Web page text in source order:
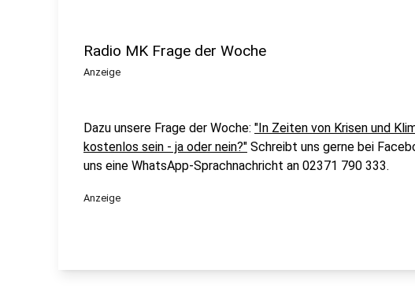
Radio MK Frage der Woche
Anzeige
Dazu unsere Frage der Woche: "In Zeiten von Krisen und
kostenlos sein - ja oder nein?" Schreibt uns gerne bei
uns eine WhatsApp-Sprachnachricht an 02371 790 333.
Anzeige